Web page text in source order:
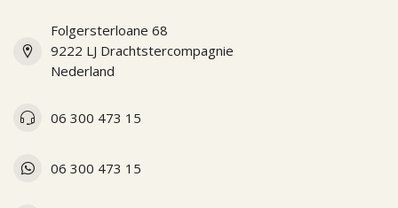
Folgersterloane 68
9222 LJ Drachtstercompagnie
Nederland
06 300 473 15
06 300 473 15